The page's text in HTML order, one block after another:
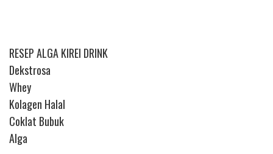
RESEP ALGA KIREI DRINK
Dekstrosa
Whey
Kolagen Halal
Coklat Bubuk
Alga